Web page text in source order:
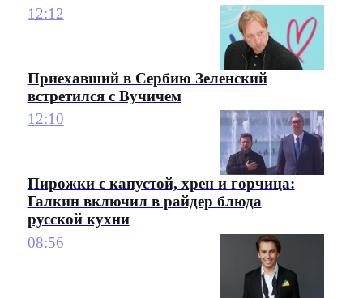
12:12
Приехавший в Сербию Зеленский
встретился с Вучичем
12:10
Пирожки с капустой, хрен и горчица:
Галкин включил в райдер блюда
русской кухни
08:56